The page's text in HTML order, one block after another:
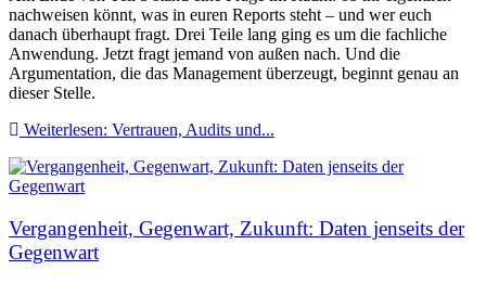
nachweisen könnt, was in euren Reports steht – und wer euch
danach überhaupt fragt. Drei Teile lang ging es um die fachliche
Anwendung. Jetzt fragt jemand von außen nach. Und die
Argumentation, die das Management überzeugt, beginnt genau an
dieser Stelle.
Weiterlesen: Vertrauen, Audits und...
Vergangenheit, Gegenwart, Zukunft: Daten jenseits der
Gegenwart